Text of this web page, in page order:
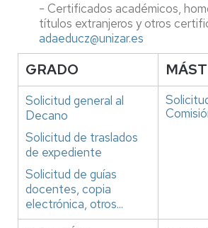
- Certificados académicos,
títulos extranjeros y otros
adaeducz@unizar.es
GRADO
Solicitud general al
Decano
Solicitud de traslados
de expediente
Solicitud de guías
docentes, copia
electrónica, otros...